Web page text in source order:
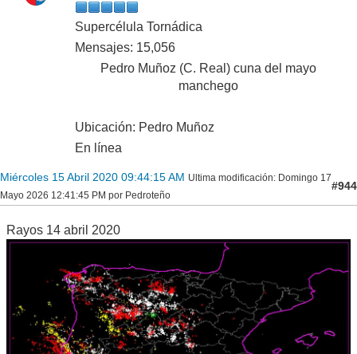
Supercélula Tornádica
Mensajes: 15,056
Pedro Muñoz (C. Real) cuna del mayo
manchego
Ubicación: Pedro Muñoz
En línea
Miércoles 15 Abril 2020 09:44:15 AM Ultima modificación: Domingo 17
Mayo 2026 12:41:45 PM por Pedroteño
#944
Rayos 14 abril 2020